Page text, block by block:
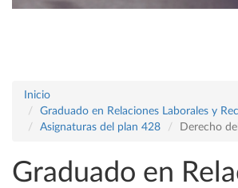
Inicio
Graduado en Relaciones Laborales y
Asignaturas del plan 428
Derecho
Graduado en